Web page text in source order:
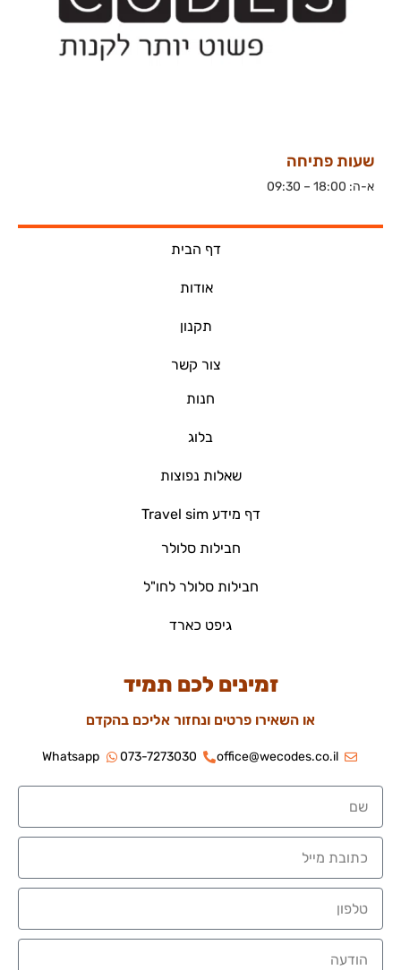
שעות פתיחה
א-ה: 18:00 – 09:30
דף הבית
אודות
תקנון
צור קשר
חנות
בלוג
שאלות נפוצות
דף מידע Travel sim
חבילות סלולר
חבילות סלולר לחו"ל
גיפט כארד
זמינים לכם תמיד
או השאירו פרטים ונחזור אליכם בהקדם
office@wecodes.co.il
073-7273030
Whatsapp